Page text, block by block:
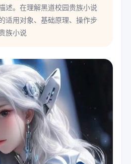
述。在理解黑道校园贵族小说
适用对象、基础原理、操作步
族小说